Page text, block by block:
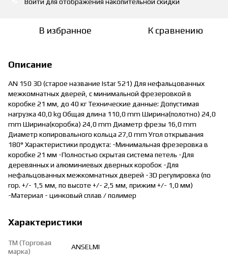
В избранное К сравнению
Описание
AN 150 3D (старое название Istar 521) Для нефальцованных
межкомнатных дверей, с минимальной фрезеровкой в
коробке 21 мм, до 40 кг Технические данные: Допустимая
нагрузка 40,0 kg Общая длина 110,0 mm Ширина(полотно) 24,0
mm Ширина(коробка) 24,0 mm Диаметр фрезы 16,0 mm
Диаметр копировального кольца 27,0 mm Угол открывания
180° Характеристики продукта: -Минимальная фрезеровка в
коробке 21 мм -Полностью скрытая система петель -Для
деревянных и алюминиевых дверных коробок -Для
нефальцованных межкомнатных дверей -3D регулировка (по
гор. +/- 1,5 мм, по высоте +/- 2,5 мм, прижим +/- 1,0 мм)
-Материал - цинковый сплав / полимер
Характеристики
ТМ (Торговая
марка)
ANSELMI